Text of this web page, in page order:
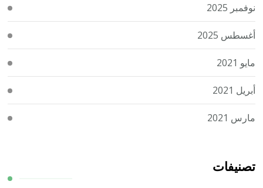
نوفمبر 2025
أغسطس 2025
مايو 2021
أبريل 2021
مارس 2021
تصنيفات